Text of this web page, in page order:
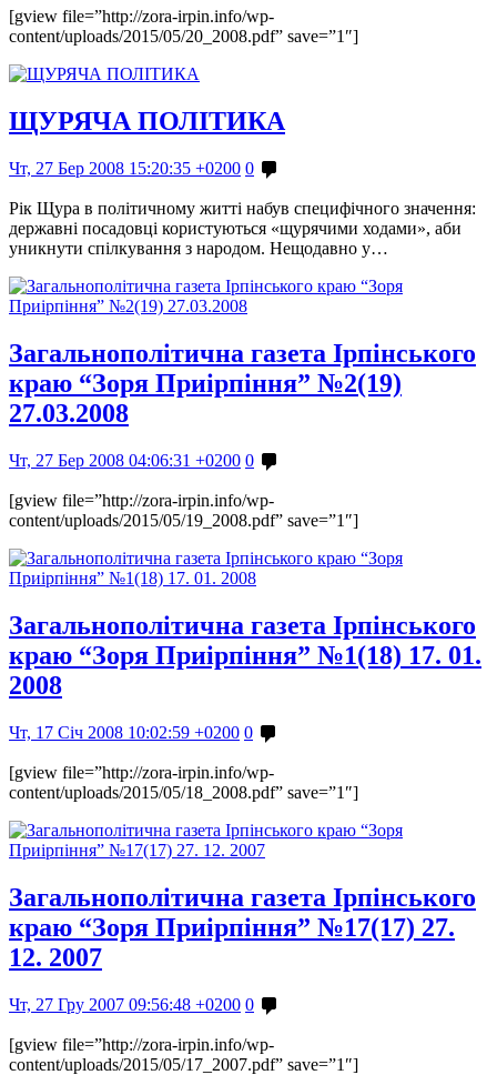
[gview file=”http://zora-irpin.info/wp-
content/uploads/2015/05/20_2008.pdf” save=”1″]
ЩУРЯЧА ПОЛІТИКА
Чт, 27 Бер 2008 15:20:35 +0200 0
Рік Щура в політичному житті набув специфічного значення:
державні посадовці користуються «щурячими ходами», аби
уникнути спілкування з народом. Нещодавно у…
Загальнополітична газета Ірпінського
краю “Зоря Приірпіння” №2(19)
27.03.2008
Чт, 27 Бер 2008 04:06:31 +0200 0
[gview file=”http://zora-irpin.info/wp-
content/uploads/2015/05/19_2008.pdf” save=”1″]
Загальнополітична газета Ірпінського
краю “Зоря Приірпіння” №1(18) 17. 01.
2008
Чт, 17 Січ 2008 10:02:59 +0200 0
[gview file=”http://zora-irpin.info/wp-
content/uploads/2015/05/18_2008.pdf” save=”1″]
Загальнополітична газета Ірпінського
краю “Зоря Приірпіння” №17(17) 27.
12. 2007
Чт, 27 Гру 2007 09:56:48 +0200 0
[gview file=”http://zora-irpin.info/wp-
content/uploads/2015/05/17_2007.pdf” save=”1″]